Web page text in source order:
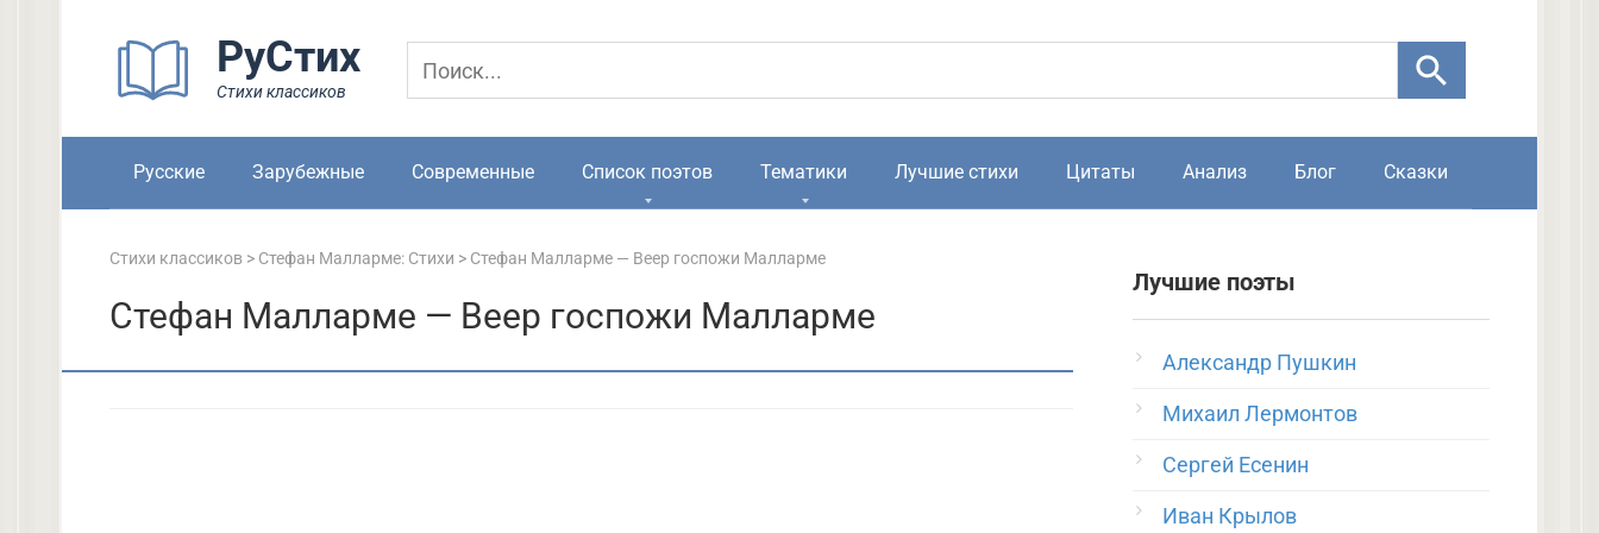
РуСтих
Стихи классиков
Русские Зарубежные Современные Список поэтов Тематики Лучшие стихи Цитаты Анализ Блог Сказки
Стихи классиков > Стефан Малларме: Стихи > Стефан Малларме — Веер госпожи Малларме
Стефан Малларме — Веер госпожи Малларме
Лучшие поэты
Александр Пушкин
Михаил Лермонтов
Сергей Есенин
Иван Крылов